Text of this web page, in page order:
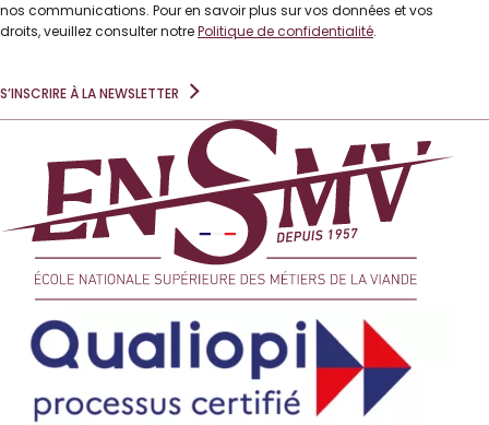
nos communications. Pour en savoir plus sur vos données et vos
droits, veuillez consulter notrePolitique de confidentialité.